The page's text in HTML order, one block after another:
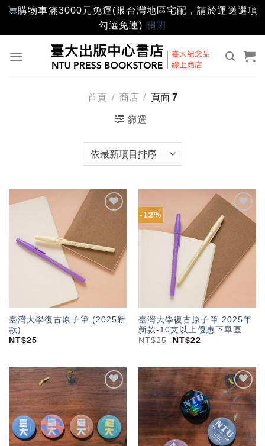
購物車滿3000元免運(限台灣地區宅配，請於運送選項
勾選免運) 關閉
首頁 / 商店 / 頁面 7
篩選
臺灣大學復古原子筆 (2025新
款)
NT$25
-12%
加入
單」
臺灣大學復古原子筆 2025年
新款-10支以上優惠下單區
NT$25 NT$22
加入
望輕
單」
加入
「願
望輕
單」